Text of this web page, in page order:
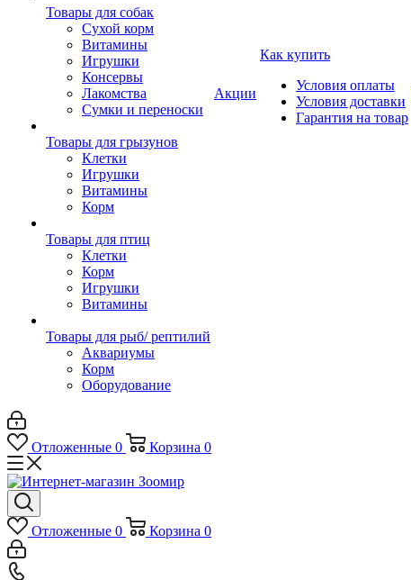
Товары для собак
Cухой корм
Витамины
Игрушки
Консервы
Лакомства
Сумки и переноски
Товары для грызунов
Клетки
Игрушки
Витамины
Корм
Товары для птиц
Клетки
Корм
Игрушки
Витамины
Товары для рыб/ рептилий
Аквариумы
Корм
Оборудование
Акции
Как купить
Условия оплаты
Условия доставки
Гарантия на товар
Отложенные 0 Корзина 0
Отложенные 0 Корзина 0